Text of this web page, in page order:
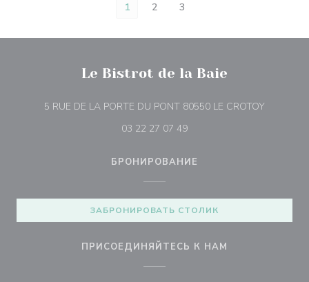
1 2 3
Le Bistrot de la Baie
5 RUE DE LA PORTE DU PONT 80550 LE CROTOY
03 22 27 07 49
БРОНИРОВАНИЕ
ЗАБРОНИРОВАТЬ СТОЛИК
ПРИСОЕДИНЯЙТЕСЬ К НАМ